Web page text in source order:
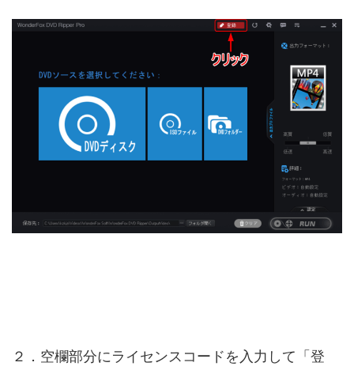
２．空欄部分にライセンスコードを入力して「登